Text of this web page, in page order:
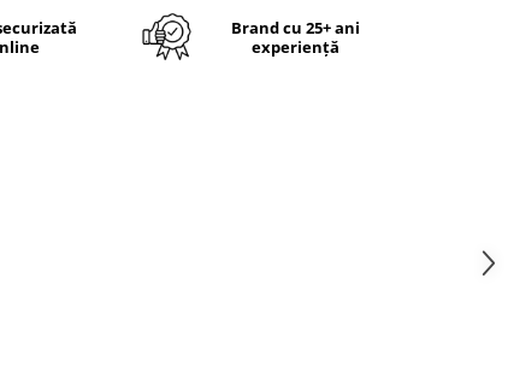
Brand cu 25+ ani
experiență